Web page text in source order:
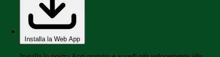
Installa la Web App